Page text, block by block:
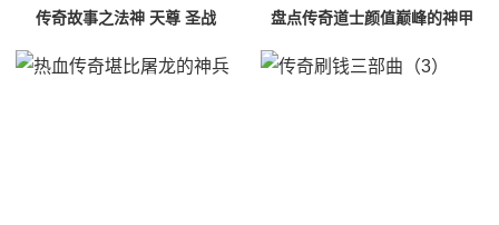
传奇故事之法神 天尊 圣战 盘点传奇道士颜值巅峰的神甲